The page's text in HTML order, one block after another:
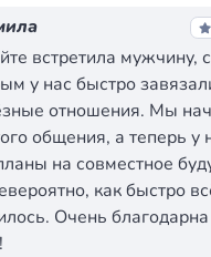
встретила мужчину, с
у нас быстро
отношения. Мы
общения, а теперь у
на совместное
как быстро
Очень